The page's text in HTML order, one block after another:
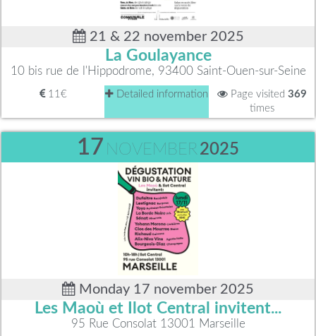
21 & 22 november 2025
La Goulayance
10 bis rue de l'Hippodrome, 93400 Saint-Ouen-sur-Seine
11€ Detailed information Page visited 369
times
17 NOVEMBER 2025
Monday 17 november 2025
Les Maoù et Ilot Central invitent...
95 Rue Consolat 13001 Marseille